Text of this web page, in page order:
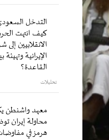
التدخل
كيف انتهت
الانقلابيين إلى
الإيرانية
القاعدة؟
تحليلات
معهد
محاولة إيران
هرمز في